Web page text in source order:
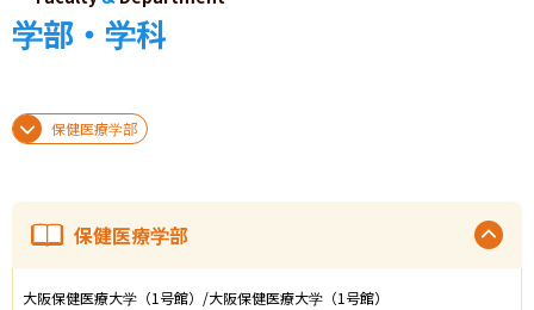
学部・学科
保健医療学部
保健医療学部
大阪保健医療大学（1号館）/大阪保健医療大学（1号館）